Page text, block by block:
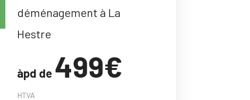
déménagement à La
Hestre
àpd de 499€
HTVA